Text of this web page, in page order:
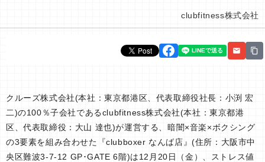
clubfitness株式会社
クルーズ株式会社(本社：東京都港区、代表取締役社長：小渕 宏
二)の100％子会社であるclubfitness株式会社(本社：東京都港
区、代表取締役：大山 達也)が運営する、暗闇×音楽×ボクシング
の3要素を組み合わせた『clubboxer なんば店』(住所：大阪市中
央区難波3-7-12 GP･GATE 6階)は12月20日（金）、ストレス値